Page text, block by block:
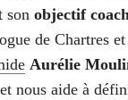
son objectif
de Chartres
Aurélie
nous aide à